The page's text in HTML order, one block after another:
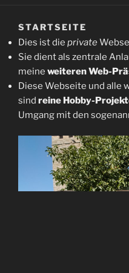
STARTSEITE
Dies ist die private
Sie dient als zentrale
meine weiteren Web-
Diese Webseite und alle
sind reine Hobby-
Umgang mit den